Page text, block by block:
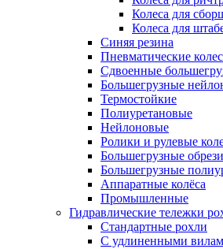
Колеса для
Колеса для
Синяя резина
Пневматические
Сдвоенные
Большегрузные
Термостойкие
Полиуретановые
Нейлоновые
Ролики и рулевые
Большегрузные
Большегрузные
Аппаратные колёса
Промышленные
Гидравлические тележки
Стандартные рохли
С удлиненными